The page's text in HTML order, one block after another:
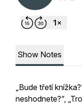
Show Notes
„Bude třetí
neshodnete?“,